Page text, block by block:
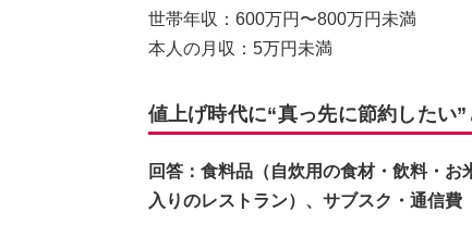
世帯年収：600万円〜800万円未満
本人の月収：5万円未満
値上げ時代に“真っ先に節約したい
回答：食料品（自炊用の食材・飲料・
入りのレストラン）、サブスク・通信費